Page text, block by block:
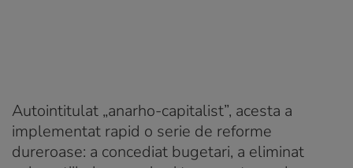
Autointitulat „anarho-capitalist”, acesta a
implementat rapid o serie de reforme
dureroase: a concediat bugetari, a eliminat